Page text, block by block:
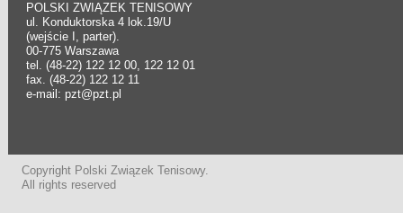
POLSKI ZWIĄZEK TENISOWY
ul. Konduktorska 4 lok.19/U
(wejście I, parter).
00-775 Warszawa
tel. (48-22) 122 12 00, 122 12 01
fax. (48-22) 122 12 11
e-mail: pzt@pzt.pl
Copyright Polski Związek Tenisowy.
All rights reserved